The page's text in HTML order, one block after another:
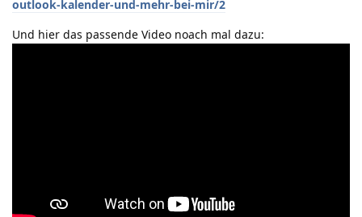
outlook-kalender-und-mehr-bei-mir/2
Und hier das passende Video noach mal dazu: